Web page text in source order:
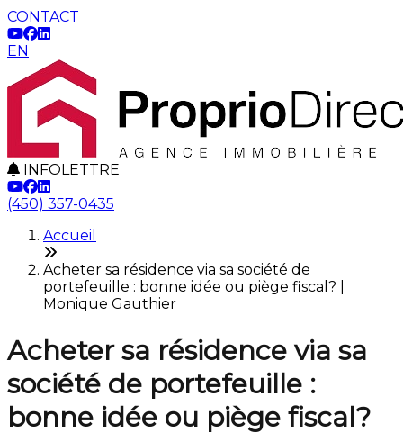
CONTACT
EN
INFOLETTRE
(450) 357-0435
Accueil
Acheter sa résidence via sa société de
portefeuille : bonne idée ou piège fiscal? |
Monique Gauthier
Acheter sa résidence via sa
société de portefeuille :
bonne idée ou piège fiscal?